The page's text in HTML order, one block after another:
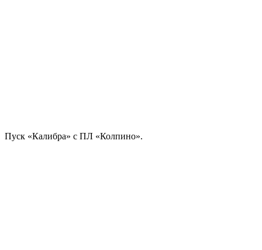
Пуск «Калибра» с ПЛ «Колпино».